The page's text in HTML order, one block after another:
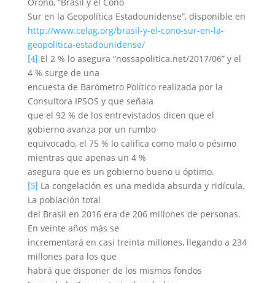
Sur en la Geopolítica Estadounidense”, disponible en
http://www.celag.org/brasil-y-el-cono-sur-en-la-
geopolitica-estadounidense/
[4] El 2 % lo asegura “nossapolitica.net/2017/06” y el
4 % surge de una
encuesta de Barómetro Político realizada por la
Consultora IPSOS y que señala
que el 92 % de los entrevistados dicen que el
gobierno avanza por un rumbo
equivocado, el 75 % lo califica como malo o pésimo
mientras que apenas un 4 %
asegura que es un gobierno bueno u óptimo.
[5] La congelación es una medida absurda y ridícula.
La población total
del Brasil en 2016 era de 206 millones de personas.
En veinte años más se
incrementará en casi treinta millones, llegando a 234
millones para los que
habrá que disponer de los mismos fondos